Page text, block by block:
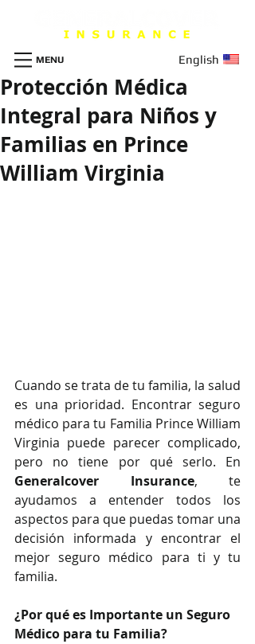
English
MENU
Protección Médica
Integral para Niños y
Familias en Prince
William Virginia
Cuando se trata de tu familia, la salud
es una prioridad. Encontrar seguro
médico para tu Familia Prince William
Virginia puede parecer complicado,
Generalcover Insurance, te
ayudamos a entender todos los
aspectos para que puedas tomar una
decisión informada y encontrar el
mejor seguro médico para ti y tu
familia.
¿Por qué es Importante un Seguro
Médico para tu Familia?